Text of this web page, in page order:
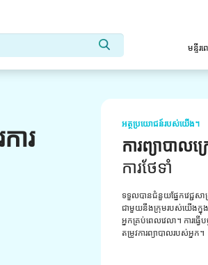
មន្ទីរព
រ
អត្ថប្រយោជន៍របស់យើង។
ទីប្រឹក្សាវេជ្ជស
ទទួលបានការគាំទ្រជាប្រចាំពីអ្
ការណែនាំដ៏ល្អបំផុត។